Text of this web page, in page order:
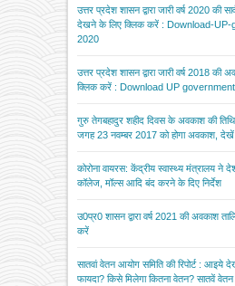
उत्तर प्रदेश शासन द्वारा जारी वर्ष 2020 की
देखने के लिए क्लिक करें : Download-
2020
उत्तर प्रदेश शासन द्वारा जारी वर्ष 2018 की
क्लिक करें : Download UP
गुरु तेगबहादुर शहीद दिवस के अवकाश की
जगह 23 नवम्बर 2017 को होगा अवकाश,
कोरोना वायरस: केंद्रीय स्वास्थ्य मंत्रालय
कॉलेज, मॉल्स आदि बंद करने के दिए निर्देश
उ0प्र0 शासन द्वारा वर्ष 2021 की अवकाश
करें
सातवां वेतन आयोग समिति की रिपोर्ट : आइये
फायदा? किसे मिलेगा कितना वेतन? सातवें